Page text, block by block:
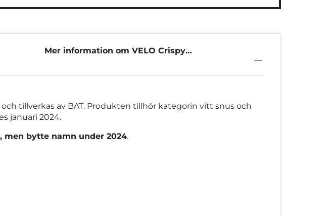
Mer information om VELO Crispy
tillverkas av BAT. Produkten tillhör kategorin vitt snus och
januari 2024.
men bytte namn under 2024.